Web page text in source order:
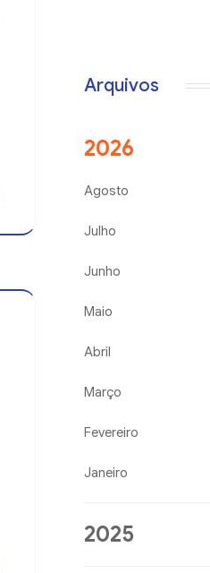
Arquivos
2026
Agosto
Julho
Junho
Maio
Abril
Março
Fevereiro
Janeiro
2025